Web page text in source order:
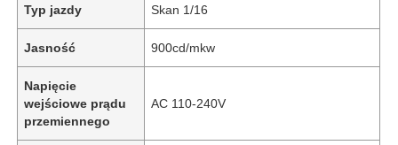
Typ jazdy Skan 1/16
Jasność 900cd/mkw
Napięcie
wejściowe prądu
przemiennego
AC 110-240V